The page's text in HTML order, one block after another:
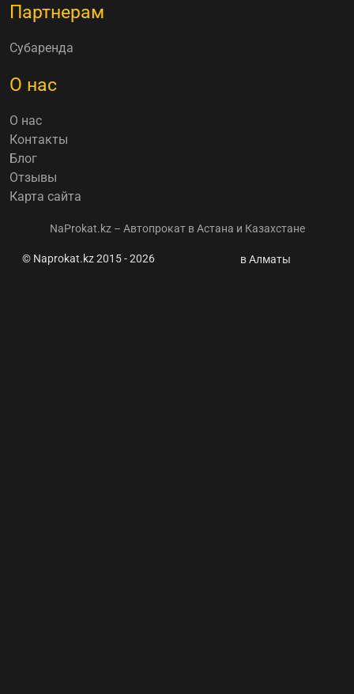
Партнерам
Субаренда
О нас
О нас
Контакты
Блог
Отзывы
Карта сайта
NaProkat.kz – Автопрокат в Астана и Казахстане
© Naprokat.kz 2015 - 2026
Запрет экспорта
в Алматы